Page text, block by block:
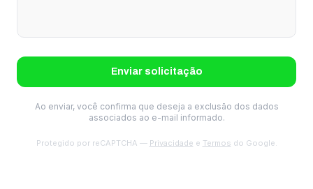
Enviar solicitação
Ao enviar, você confirma que deseja a exclusão dos dados
associados ao e-mail informado.
Protegido por reCAPTCHA — Privacidade e Termos do Google.